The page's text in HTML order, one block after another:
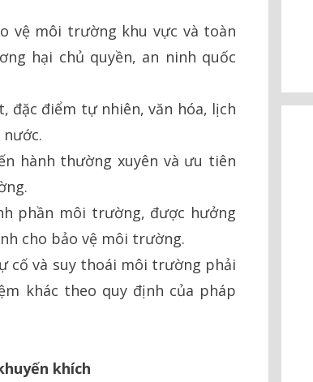
vệ môi trường khu vực và toàn
hại chủ quyền, an ninh quốc
đặc điểm tự nhiên, văn hóa, lịch
hành thường xuyên và ưu tiên
phần môi trường, được hưởng
cho bảo vệ môi trường.
cố và suy thoái môi trường phải
khác theo quy định của pháp
khích